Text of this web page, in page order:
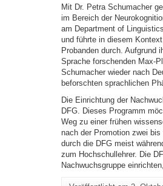
Mit Dr. Petra Schumacher
im Bereich der
am Department of
und führte in diesem
Probanden durch. Aufgrund
Sprache forschenden Max-
Schumacher wieder nach
beforschten sprachlichen
Die Einrichtung der
DFG. Dieses Programm
Weg zu einer frühen
nach der Promotion zwei
durch die DFG meist
zum Hochschullehrer. Die
Nachwuchsgruppe